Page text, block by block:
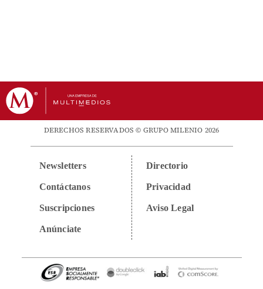
DERECHOS RESERVADOS © GRUPO MILENIO 2026
Newsletters
Contáctanos
Suscripciones
Anúnciate
Directorio
Privacidad
Aviso Legal